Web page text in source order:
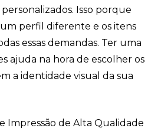
Isso porque
perfil diferente e os itens
essas demandas. Ter uma
ajuda na hora de escolher os
a identidade visual da sua
Impressão de Alta Qualidade